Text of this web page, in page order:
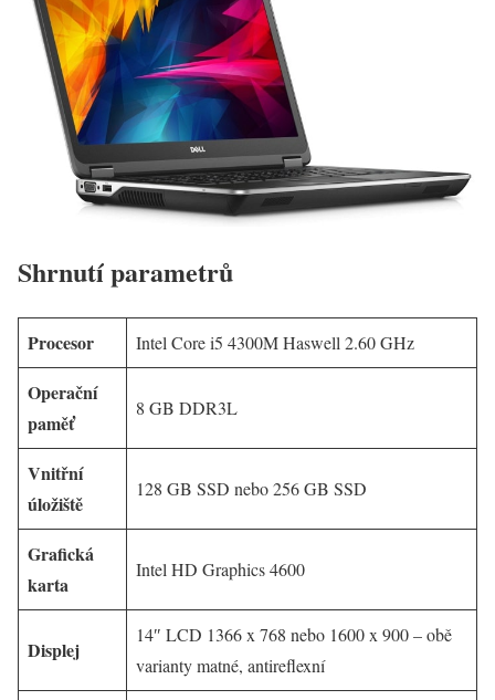
Shrnutí parametrů
Procesor Intel Core i5 4300M Haswell 2.60 GHz
Operační
paměť
8 GB DDR3L
Vnitřní
úložiště
128 GB SSD nebo 256 GB SSD
Grafická
karta
Intel HD Graphics 4600
Displej
14″ LCD 1366 x 768 nebo 1600 x 900 – obě
varianty matné, antireflexní